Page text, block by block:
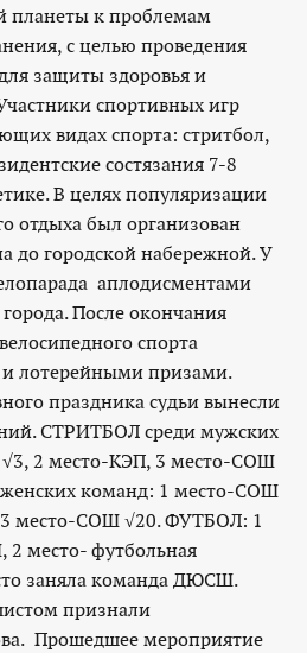
планеты к проблемам
с целью проведения
защиты здоровья и
спортивных игр
видах спорта: стритбол,
состязания 7-8
В целях популяризации
отдыха был организован
до городской набережной. У
аплодисментами
После окончания
спорта
лотерейными призами.
праздника судьи вынесли
СТРИТБОЛ среди мужских
2 место-КЭП, 3 место-СОШ
команд: 1 место-СОШ
место-СОШ √20. ФУТБОЛ: 1
место- футбольная
заняла команда ДЮСШ.
признали
Прошедшее мероприятие